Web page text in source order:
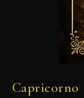
Capricorno